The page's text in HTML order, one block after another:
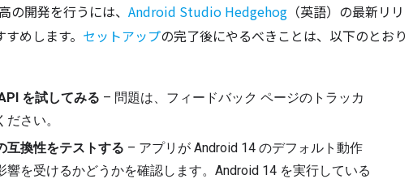
開発を行うには、 Android Studio Hedgehog （英語）の最新リリ
めします。 セットアップの完了後にやるべきことは、以下のとおり
を試してみる – 問題は、フィードバック ページのトラッカ
さい。
互換性をテストする – アプリが Android 14 のデフォルト動作
響を受けるかどうかを確認します。Android 14 を実行している